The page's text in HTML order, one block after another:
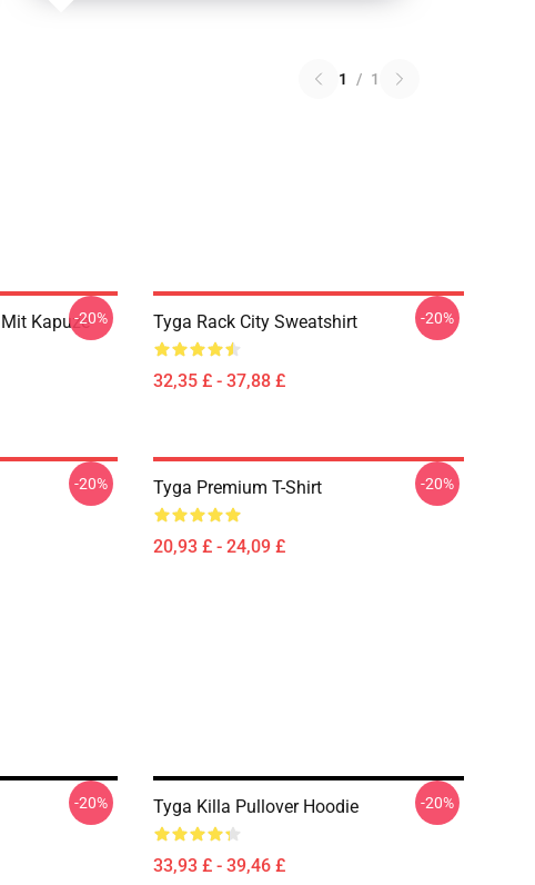
1 / 1
Kapuze-20% Tyga Rack City Sweatshirt
32,35 £ - 37,88 £
-20%
-20% Tyga Premium T-Shirt
20,93 £ - 24,09 £
-20%
-20% Tyga Killa Pullover Hoodie
33,93 £ - 39,46 £
-20%